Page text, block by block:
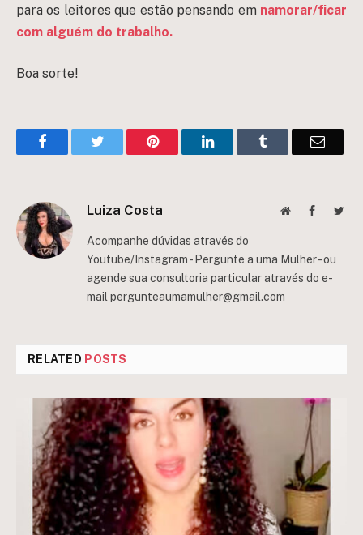
para os leitores que estão pensando em namorar/ficar
com alguém do trabalho.
Boa sorte!
FacebookTwitter Pinterest LinkedInTumblr Email
Luiza Costa WebsiteFacebook
Acompanhe dúvidas através do
Youtube/Instagram - Pergunte a uma Mulher - ou
agende sua consultoria particular através do e-
mailpergunteaumamulher@gmail.com
RELATED POSTS